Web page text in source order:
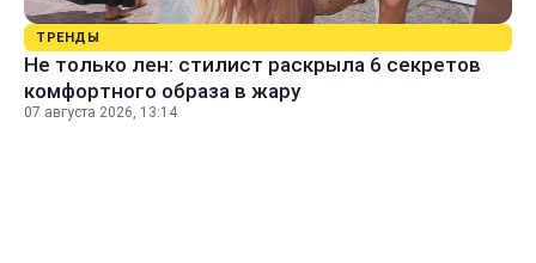
ТРЕНДЫ
Не только лен: стилист раскрыла 6 секретов
комфортного образа в жару
07 августа 2026, 13:14